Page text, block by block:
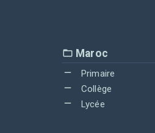
Maroc
Primaire
Collège
Lycée